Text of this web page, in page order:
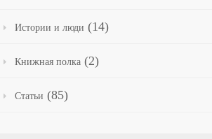
Истории и люди (14)
Книжная полка (2)
Статьи (85)